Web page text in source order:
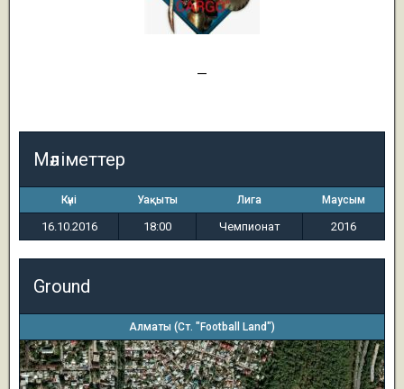
—
Мәліметтер
Күні Уақыты Лига Маусым
16.10.2016 18:00 Чемпионат 2016
Ground
Алматы (Ст. "Football Land")